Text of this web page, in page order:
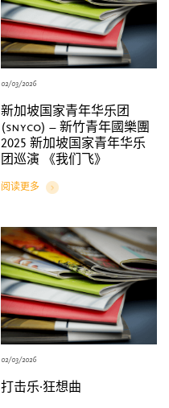
02/03/2026
新加坡国家青年华乐团
(snyco) – 新竹青年國樂團
2025 新加坡国家青年华乐
团巡演 《我们飞》
阅读更多
Details
02/03/2026
打击乐∙狂想曲